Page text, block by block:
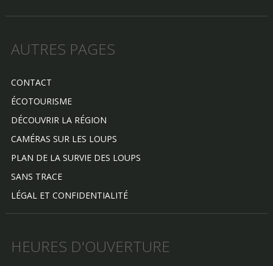
AUTRES PAGES
CONTACT
ÉCOTOURISME
DÉCOUVRIR LA RÉGION
CAMÉRAS SUR LES LOUPS
PLAN DE LA SURVIE DES LOUPS
SANS TRACE
LÉGAL ET CONFIDENTIALITÉ
HEURES D'OUVERTURE